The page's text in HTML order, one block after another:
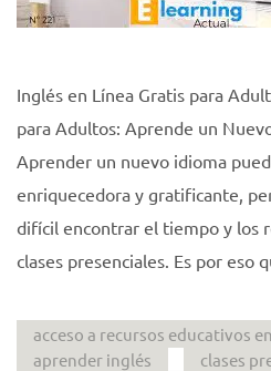
Inglés en Línea Gratis para
para Adultos: Aprende un
Aprender un nuevo idioma
enriquecedora y gratificante,
difícil encontrar el tiempo y los
clases presenciales. Es por eso
acceso a recursos educativos
aprender inglés
clases